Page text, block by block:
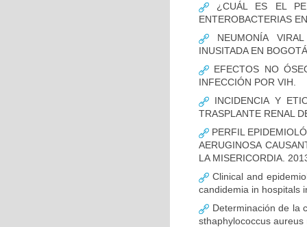
¿CUÁL ES EL
ENTEROBACTERIAS
NEUMONÍA
INUSITADA EN
EFECTOS NO
INFECCIÓN POR VIH.
INCIDENCIA Y
TRASPLANTE RENAL
PERFIL
AERUGINOSA
LA MISERICORDIA.
Clinical and
candidemia in hospitals
Determinación de la
sthaphylococcus